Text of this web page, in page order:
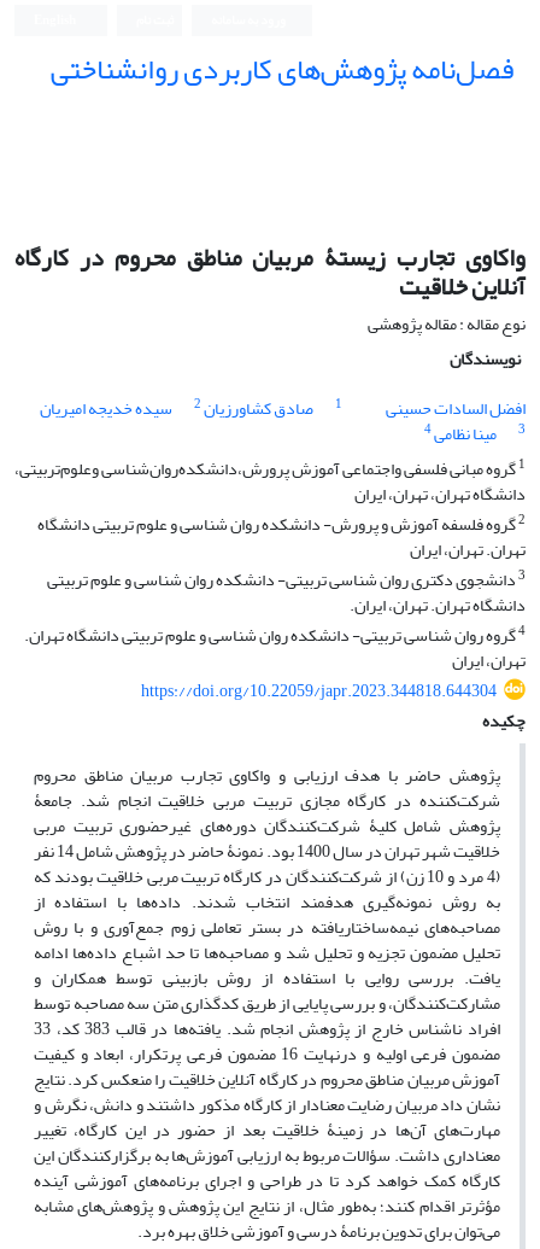
فصل‌نامه پژوهش‌های کاربردی روانشناختی
واکاوی تجارب زیستۀ مربیان مناطق محروم در کارگاه
آنلاین خلاقیت
نوع مقاله : مقاله پژوهشی
نویسندگان
افضل السادات حسینی
1 صادق کشاورزیان2 سیده خدیجه امیریان
3 مینا نظامی4
1گروه مبانی‌ فلسفی و‌اجتماعی‌ آموزش پرورش،دانشکده‌روان‌شناسی وعلوم‌تربیتی،
دانشگاه تهران، تهران، ایران
2گروه فلسفه آموزش و پرورش- دانشکده روان شناسی و علوم تربیتی دانشگاه
تهران. تهران، ایران
3دانشجوی دکتری روان شناسی تربیتی- دانشکده روان شناسی و علوم تربیتی
دانشگاه تهران. تهران، ایران.
4گروه روان شناسی تربیتی- دانشکده روان شناسی و علوم تربیتی دانشگاه تهران.
تهران، ایران
https://doi.org/10.22059/japr.2023.344818.644304
چکیده
پژوهش حاضر با هدف ارزیابی و واکاوی تجارب مربیان مناطق محروم
شرکت‌کننده در کارگاه مجازی تربیت مربی خلاقیت انجام شد. جامعۀ
پژوهش شامل کلیۀ شرکت‌کنندگان دوره‌های غیرحضوری تربیت مربی
خلاقیت شهر تهران در سال 1400 بود. نمونۀ حاضر در پژوهش شامل 14 نفر
(4 مرد و 10 زن) از شرکت‌کنندگان در کارگاه تربیت مربی خلاقیت بودند که
به روش نمونه‌گیری هدفمند انتخاب شدند. داده‌ها با استفاده از
مصاحبه‌های نیمه‌ساختاریافته در بستر تعاملی زوم جمع‌آوری و با روش
تحلیل مضمون تجزیه و تحلیل شد و مصاحبه‌ها تا حد اشباع داده‌ها ادامه
یافت. بررسی روایی با استفاده از روش بازبینی توسط همکاران و
مشارکت‌کنندگان، و بررسی پایایی از طریق کدگذاری متن سه مصاحبه توسط
افراد ناشناس خارج از پژوهش انجام شد. یافته‌ها در قالب 383 کد، 33
مضمون فرعی اولیه و درنهایت 16 مضمون فرعی پرتکرار، ابعاد و کیفیت
آموزش مربیان مناطق محروم در کارگاه آنلاین خلاقیت را منعکس کرد. نتایج
نشان داد مربیان رضایت معنادار از کارگاه مذکور داشتند و دانش، نگرش و
مهارت‌های آن‌ها در زمینۀ خلاقیت بعد از حضور در این کارگاه، تغییر
معناداری داشت. سؤالات مربوط به ارزیابی آموزش‌ها به برگزارکنندگان این
کارگاه کمک خواهد کرد تا در طراحی و اجرای برنامه‌های آموزشی آینده
مؤثرتر اقدام کنند؛ به‌طور مثال، از نتایج این پژوهش و پژوهش‌های مشابه
می‌توان برای تدوین برنامۀ درسی و آموزشی خلاق بهره برد.